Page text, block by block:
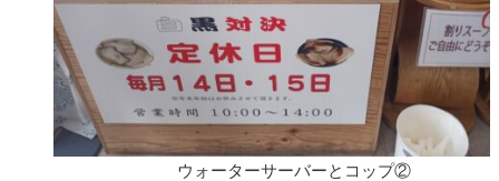
ウォーターサーバーとコップ②